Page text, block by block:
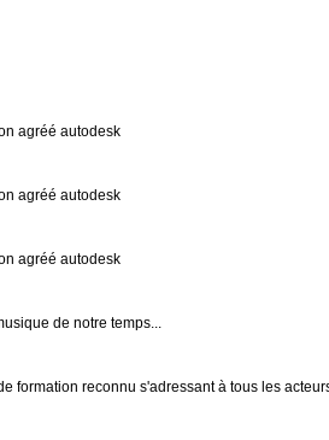
agréé autodesk
agréé autodesk
agréé autodesk
de notre temps...
formation reconnu s'adressant à tous les